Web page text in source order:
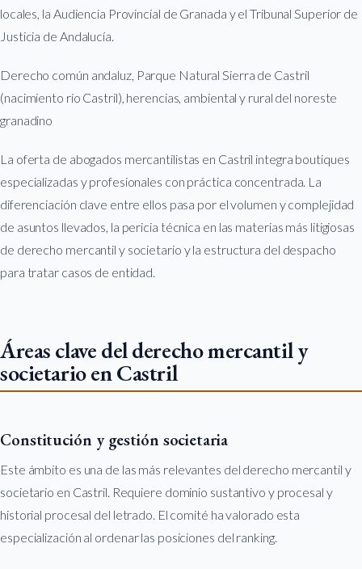
locales, la Audiencia Provincial de Granada y el Tribunal Superior de
Justicia de Andalucía.
Derecho común andaluz, Parque Natural Sierra de Castril
(nacimiento río Castril), herencias, ambiental y rural del noreste
granadino
La oferta de abogados mercantilistas en Castril integra boutiques
especializadas y profesionales con práctica concentrada. La
diferenciación clave entre ellos pasa por el volumen y complejidad
de asuntos llevados, la pericia técnica en las materias más litigiosas
de derecho mercantil y societario y la estructura del despacho
para tratar casos de entidad.
Áreas clave del derecho mercantil y
societario en Castril
Constitución y gestión societaria
Este ámbito es una de las más relevantes del derecho mercantil y
societario en Castril. Requiere dominio sustantivo y procesal y
historial procesal del letrado. El comité ha valorado esta
especialización al ordenar las posiciones del ranking.